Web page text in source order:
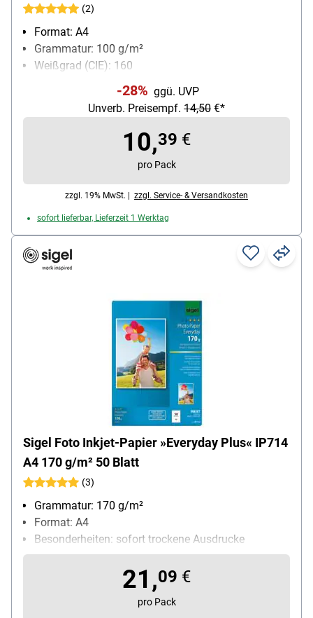
(2)
Format: A4
Grammatur: 100 g/m²
Weißgrad (CIE): 160
Inhalt pro Pack: 250 Blatt
-28% ggü. UVP
Unverb. Preisempf. 14,50 €*
10,39 €
pro Pack
zzgl. 19% MwSt. | zzgl. Service- & Versandkosten
sofort lieferbar, Lieferzeit 1 Werktag
Sigel Foto Inkjet-Papier »Everyday Plus« IP714
A4 170 g/m² 50 Blatt
(3)
Grammatur: 170 g/m²
Format: A4
Besonderheiten: sofort trockene Ausdrucke
Anwendung: für Tintenstrahldrucker geeignet
Inhalt pro Pack: 50 Blatt
21,09 €
pro Pack